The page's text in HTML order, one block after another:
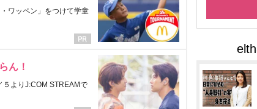
ワッペン」をつけて学童
ん！
よりJ:COM STREAMで